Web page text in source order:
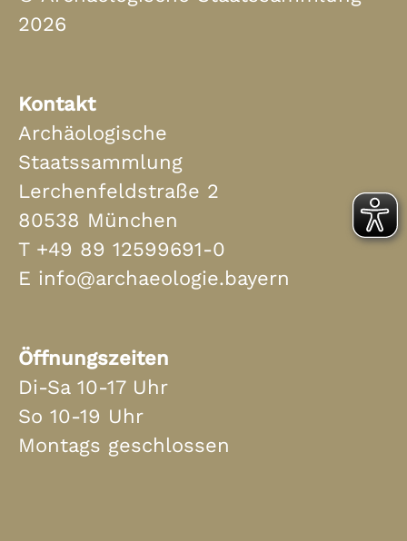
2026
Kontakt
Archäologische
Staatssammlung
Lerchenfeldstraße 2
80538 München
T +49 89 12599691-0
E info@archaeologie.bayern
Öffnungszeiten
Di-Sa 10-17 Uhr
So 10-19 Uhr
Montags geschlossen